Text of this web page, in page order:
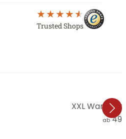
Trusted Shops
XXL
ab